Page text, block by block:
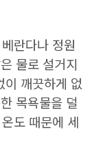
란다나 정원
물로 설거지
깨끗하게 없
목욕물을 덜
도 때문에 세